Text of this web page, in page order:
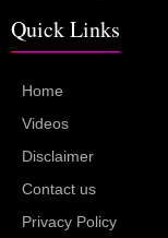
Quick Links
Home
Videos
Disclaimer
Contact us
Privacy Policy